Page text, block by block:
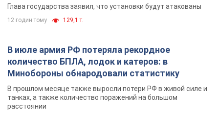
Глава государства заявил, что установки будут атакованы
12 годин тому 129,1 т.
В июле армия РФ потеряла рекордное
количество БПЛА, лодок и катеров: в
Минобороны обнародовали статистику
В прошлом месяце также выросли потери РФ в живой силе и
танках, а также количество поражений на большом
расстоянии